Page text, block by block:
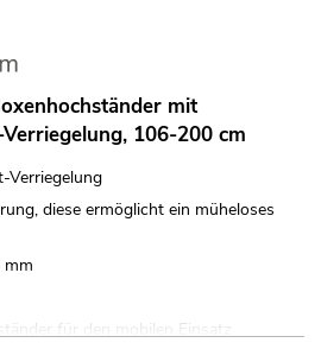
mit
106-200 cm
Verriegelung
diese ermöglicht ein müheloses
für den mobilen Einsatz